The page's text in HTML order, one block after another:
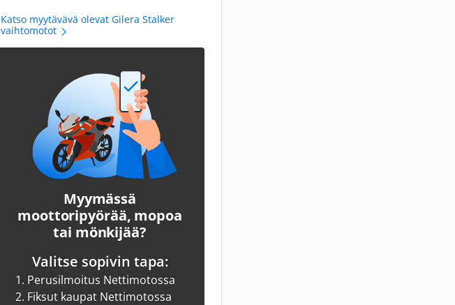
Katso myytävävä olevat Gilera Stalker
vaihtomotot
Myymässä
moottoripyörää, mopoa
tai mönkijää?
Valitse sopivin tapa:
1. Perusilmoitus Nettimotossa
2. Fiksut kaupat Nettimotossa